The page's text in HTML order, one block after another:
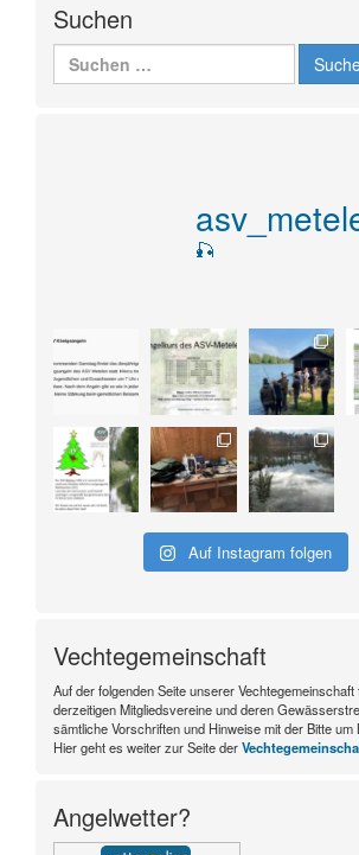
Suchen
nach:
🎣
Auf Instagram folgen
Vechtegemeinschaft
Auf der folgenden Seite unserer Vechtegemeinschaft
derzeitigen Mitgliedsvereine und deren
sämtliche Vorschriften und Hinweise mit der Bitte um
Hier geht es weiter zur Seite der
Angelwetter?